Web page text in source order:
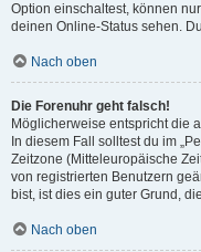
Option einschaltest, können
deinen Online-Status sehen.
Nach oben
Die Forenuhr geht falsch!
Möglicherweise entspricht die
In diesem Fall solltest du im
Zeitzone (Mitteleuropäische
von registrierten Benutzern
bist, ist dies ein guter Grund,
Nach oben